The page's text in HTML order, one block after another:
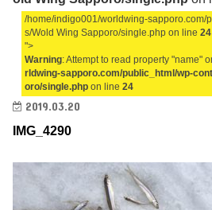
/home/indigo001/worldwing-sapporo.com/
s/Wold Wing Sapporo/single.php on line24
">
Warning: Attempt to read property "name"
rldwing-sapporo.com/public_html/wp-
oro/single.php on line24
2019.03.20
IMG_4290